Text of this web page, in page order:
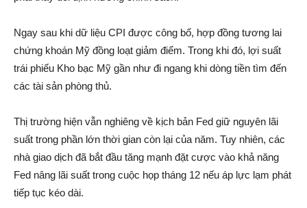
Ngay sau khi dữ liệu CPI được công bố, hợp đồng tương lai
chứng khoán Mỹ đồng loạt giảm điểm. Trong khi đó, lợi suất
trái phiếu Kho bạc Mỹ gần như đi ngang khi dòng tiền tìm đến
các tài sản phòng thủ.
Thị trường hiện vẫn nghiêng về kịch bản Fed giữ nguyên lãi
suất trong phần lớn thời gian còn lại của năm. Tuy nhiên, các
nhà giao dịch đã bắt đầu tăng mạnh đặt cược vào khả năng
Fed nâng lãi suất trong cuộc họp tháng 12 nếu áp lực lạm phát
tiếp tục kéo dài.